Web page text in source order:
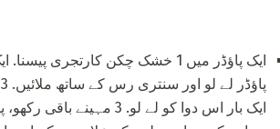
ایک پاؤڈر میں 1 خشک چکن کارتجری
ایک بار اس دوا کو لے لو. 3 مہینے